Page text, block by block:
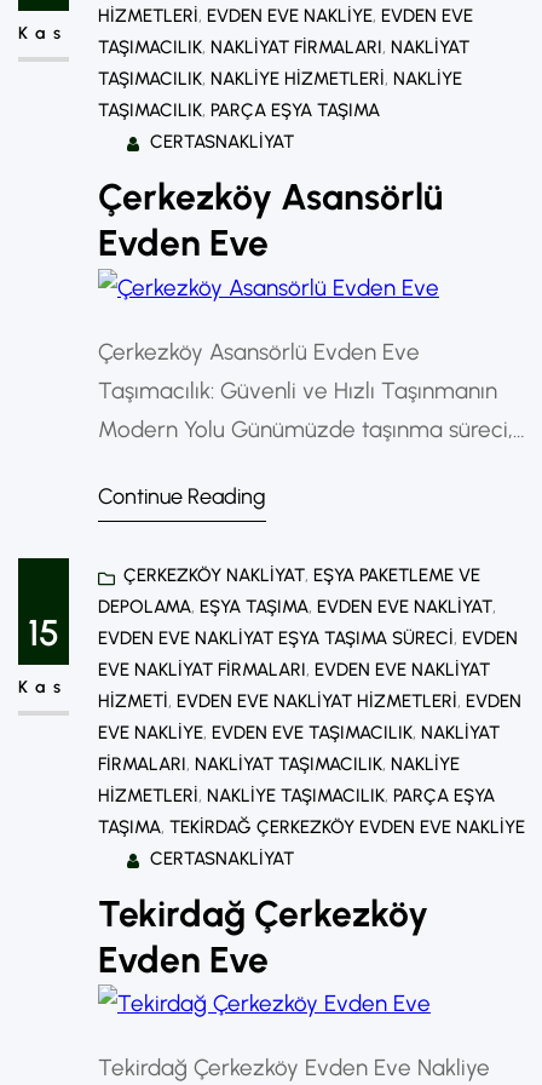
taşınmanın en önemli anahtarı haline gelir.
Çerkezköyde Şehir İçi Evden Eve Nakliyat…
Kas
HIZMETLERI, EVDEN EVE NAKLIYE, EVDEN EVE
TAŞIMACILIK, NAKLIYAT FIRMALARI, NAKLIYAT
TAŞIMACILIK, NAKLIYE HIZMETLERI, NAKLIYE
TAŞIMACILIK, PARÇA EŞYA TAŞIMA
CERTASNAKLIYAT
Çerkezköy Asansörlü
Evden Eve
Çerkezköy Asansörlü Evden Eve
Taşımacılık: Güvenli ve Hızlı Taşınmanın
Modern Yolu Günümüzde taşınma süreci,
oldukça yorucu ve stresli olabilir. Özellikle
eşyaların zarar görmeden taşınması
büyük önem taşır. Bu noktada
Çerkezköyda asansörlü evden eve
taşımacılık hizmetleri, modern ve pratik
çözümler sunarak taşınmayı hem kolay
hem de güvenli hale…
Continue Reading
15
Kas
ÇERKEZKÖY NAKLIYAT, EŞYA PAKETLEME VE
DEPOLAMA, EŞYA TAŞIMA, EVDEN EVE NAKLIYAT
EVDEN EVE NAKLIYAT EŞYA TAŞIMA SÜRECI, EVDEN
EVE NAKLIYAT FIRMALARI, EVDEN EVE NAKLIYAT
HIZMETI, EVDEN EVE NAKLIYAT HIZMETLERI, EVDEN
EVE NAKLIYE, EVDEN EVE TAŞIMACILIK, NAKLIYAT
FIRMALARI, NAKLIYAT TAŞIMACILIK, NAKLIYE
HIZMETLERI, NAKLIYE TAŞIMACILIK, PARÇA EŞYA
TAŞIMA, TEKIRDAĞ ÇERKEZKÖY EVDEN EVE NAKLIYE
CERTASNAKLIYAT
Tekirdağ Çerkezköy
Evden Eve
Tekirdağ Çerkezköy Evden Eve Nakliye